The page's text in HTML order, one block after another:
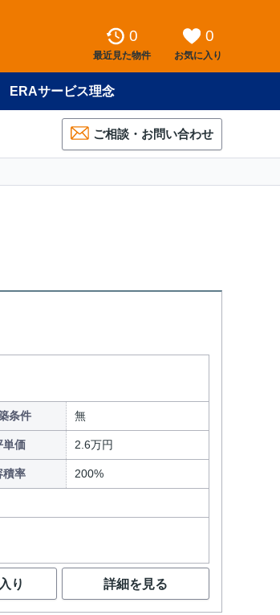
0
最近見た物件
0
お気に入り
ERAサービス理念
ご相談・お問い合わせ
条件 無
単価 2.6万円
積率 200%
り 詳細を見る